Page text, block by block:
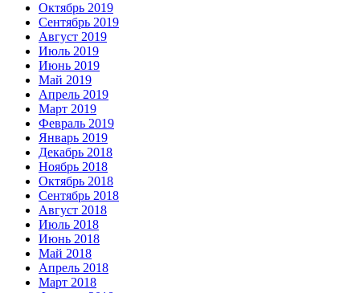
Октябрь 2019
Сентябрь 2019
Август 2019
Июль 2019
Июнь 2019
Май 2019
Апрель 2019
Март 2019
Февраль 2019
Январь 2019
Декабрь 2018
Ноябрь 2018
Октябрь 2018
Сентябрь 2018
Август 2018
Июль 2018
Июнь 2018
Май 2018
Апрель 2018
Март 2018